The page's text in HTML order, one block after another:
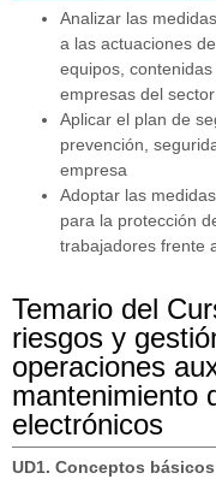
Analizar las
a las actuaciones
equipos,
empresas del sector
Aplicar el plan de
prevención,
empresa
Adoptar las
para la protección
trabajadores frente
Temario del
riesgos y
operaciones
mantenimiento
electrónicos
UD1. Conceptos